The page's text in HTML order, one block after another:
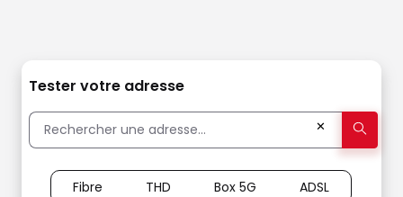
Tester votre adresse
✕
Fibre THD Box 5G ADSL